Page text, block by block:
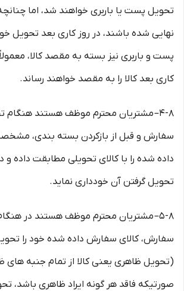
تحویل پست یا باربری خواهند شد، اما
نهایی شده باشند، در روز کاری بعد تحویل
کاری بعد کالا را به مقصد خواهند رساند.
۴-۸– مشتریان محترم موظف هستند هنگام
سفارش و قبل از بازکردن بسته بندی،
داده شده را با کالای تحویلی مطابقت داده و
تحویل گرفتن آن خودداری نماید.
۵-۸– مشتریان محترم موظف هستند در
سفارش، کالای سفارش داده شده خود را
(تحویل ظاهری یعنی کالا از تمام جنبه های
صورتیکه فاقد هر گونه ایراد ظاهری باشد،